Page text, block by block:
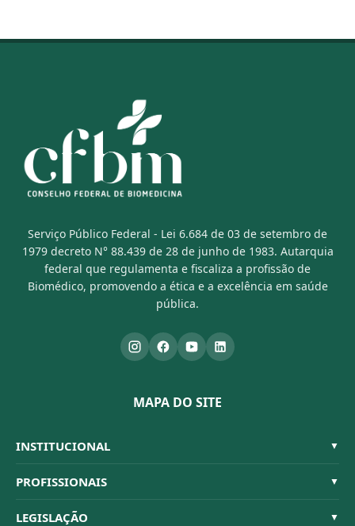
Serviço Público Federal - Lei 6.684 de 03 de setembro de
1979 decreto N° 88.439 de 28 de junho de 1983. Autarquia
federal que regulamenta e fiscaliza a profissão de
Biomédico, promovendo a ética e a excelência em saúde
pública.
MAPA DO SITE
INSTITUCIONAL ▼
Sistema CFBM
Quem Somos
PROFISSIONAIS ▼
Habilitações
LEGISLAÇÃO ▼